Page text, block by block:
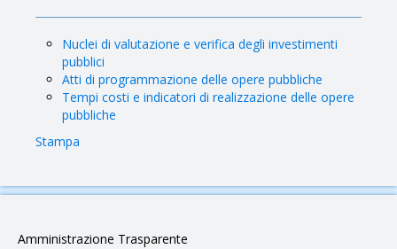
Nuclei di valutazione e verifica degli investimenti
pubblici
Atti di programmazione delle opere pubbliche
Tempi costi e indicatori di realizzazione delle opere
pubbliche
Stampa
Amministrazione Trasparente